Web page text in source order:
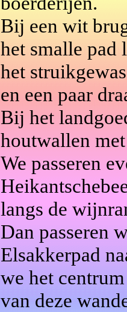
Bij een wit
het smalle pad
het
en een paar
Bij het
houtwallen
We passeren
langs de
Dan passeren
Elsakkerpad
we het
van deze